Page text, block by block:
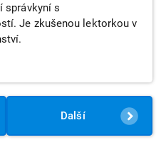
správkyní s
Je zkušenou lektorkou v
Další